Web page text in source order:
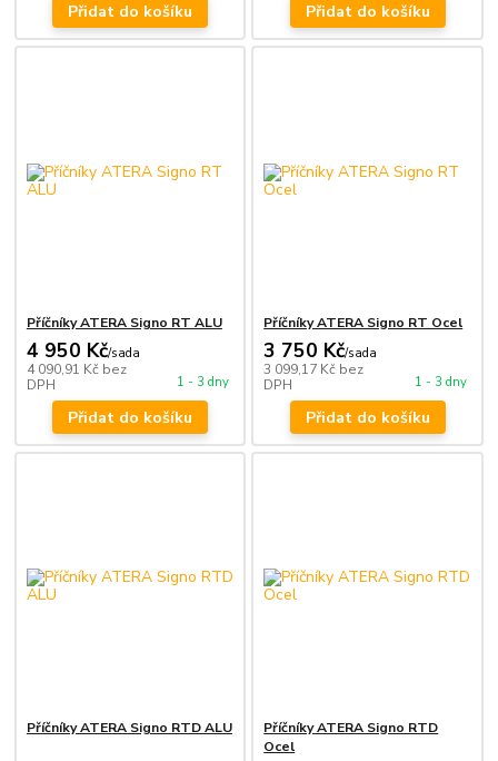
Přidat do košíku Přidat do košíku
Příčníky ATERA Signo RT ALU
4 950 Kč/sada
4 090,91 Kč bez
DPH
1 - 3 dny
Přidat do košíku
Příčníky ATERA Signo RT Ocel
3 750 Kč/sada
3 099,17 Kč bez
DPH
1 - 3 dny
Přidat do košíku
Příčníky ATERA Signo RTD ALU
Příčníky ATERA Signo RTD
Ocel